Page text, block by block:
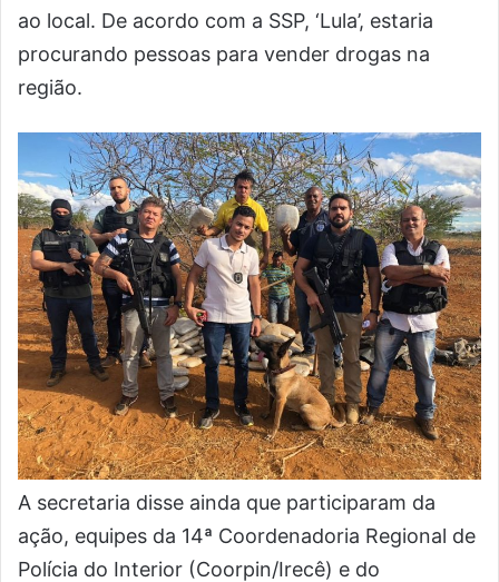
ao local. De acordo com a SSP, ‘Lula’, estaria
procurando pessoas para vender drogas na
região.
A secretaria disse ainda que participaram da
ação, equipes da 14ª Coordenadoria Regional de
Polícia do Interior (Coorpin/Irecê) e do